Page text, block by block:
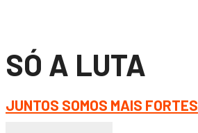
SÓ A LUTA
JUNTOS SOMOS MAIS FORTES